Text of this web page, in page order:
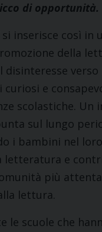
di opportunità.
si inserisce così in
della
disinteresse verso
e
scolastiche. Un
sul lungo
i bambini nel
letteratura e
più
lettura.
le scuole che